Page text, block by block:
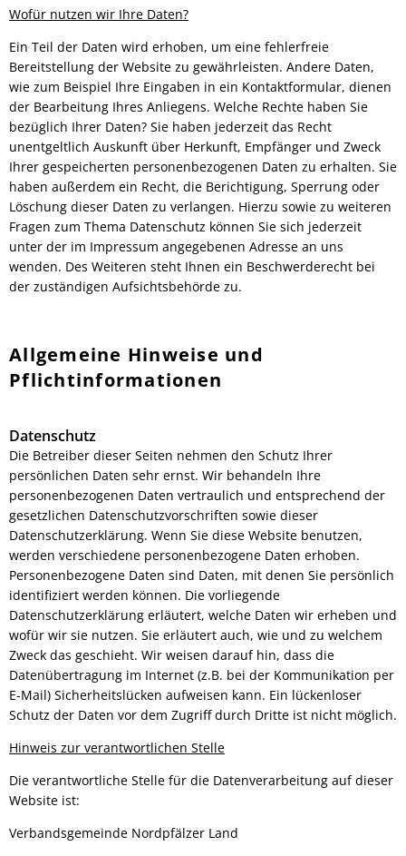
Wofür nutzen wir Ihre Daten?
Ein Teil der Daten wird erhoben, um eine fehlerfreie
Bereitstellung der Website zu gewährleisten. Andere Daten,
wie zum Beispiel Ihre Eingaben in ein Kontaktformular, dienen
der Bearbeitung Ihres Anliegens. Welche Rechte haben Sie
bezüglich Ihrer Daten? Sie haben jederzeit das Recht
unentgeltlich Auskunft über Herkunft, Empfänger und Zweck
Ihrer gespeicherten personenbezogenen Daten zu erhalten. Sie
haben außerdem ein Recht, die Berichtigung, Sperrung oder
Löschung dieser Daten zu verlangen. Hierzu sowie zu weiteren
Fragen zum Thema Datenschutz können Sie sich jederzeit
unter der im Impressum angegebenen Adresse an uns
wenden. Des Weiteren steht Ihnen ein Beschwerderecht bei
der zuständigen Aufsichtsbehörde zu.
Allgemeine Hinweise und
Pflichtinformationen
Datenschutz
Die Betreiber dieser Seiten nehmen den Schutz Ihrer
persönlichen Daten sehr ernst. Wir behandeln Ihre
personenbezogenen Daten vertraulich und entsprechend der
gesetzlichen Datenschutzvorschriften sowie dieser
Datenschutzerklärung. Wenn Sie diese Website benutzen,
werden verschiedene personenbezogene Daten erhoben.
Personenbezogene Daten sind Daten, mit denen Sie persönlich
identifiziert werden können. Die vorliegende
Datenschutzerklärung erläutert, welche Daten wir erheben und
wofür wir sie nutzen. Sie erläutert auch, wie und zu welchem
Zweck das geschieht. Wir weisen darauf hin, dass die
Datenübertragung im Internet (z.B. bei der Kommunikation per
E-Mail) Sicherheitslücken aufweisen kann. Ein lückenloser
Schutz der Daten vor dem Zugriff durch Dritte ist nicht möglich.
Hinweis zur verantwortlichen Stelle
Die verantwortliche Stelle für die Datenverarbeitung auf dieser
Website ist:
Verbandsgemeinde Nordpfälzer Land